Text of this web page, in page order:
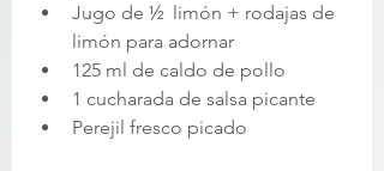
Jugo de ½  limón + rodajas de
limón para adornar
125 ml de caldo de pollo
1 cucharada de salsa picante
Perejil fresco picado